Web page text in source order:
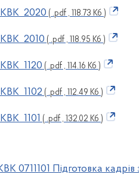
2020 ( .pdf , 118.73 Кб )
2010 ( .pdf , 118.95 Кб )
1120 ( .pdf , 114.16 Кб )
1102 ( .pdf , 112.49 Кб )
1101 ( .pdf , 132.02 Кб )
0711101 Підготовка